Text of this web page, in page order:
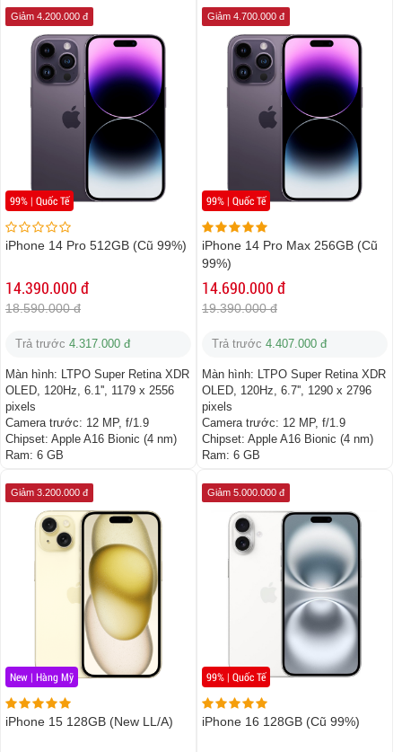
99% | Quốc Tế
Giảm 4.200.000 đ
iPhone 14 Pro 512GB (Cũ 99%)
14.390.000 đ
18.590.000 đ
Trả trước 4.317.000 đ
Màn hình: LTPO Super Retina XDR
OLED, 120Hz, 6.1'', 1179 x 2556
pixels
Camera trước: 12 MP, f/1.9
Chipset: Apple A16 Bionic (4 nm)
Ram: 6 GB
99% | Quốc Tế
Giảm 4.700.000 đ
iPhone 14 Pro Max 256GB (Cũ
99%)
14.690.000 đ
19.390.000 đ
Trả trước 4.407.000 đ
Màn hình: LTPO Super Retina XDR
OLED, 120Hz, 6.7'', 1290 x 2796
pixels
Camera trước: 12 MP, f/1.9
Chipset: Apple A16 Bionic (4 nm)
Ram: 6 GB
New | Hàng Mỹ
Giảm 3.200.000 đ
iPhone 15 128GB (New LL/A)
99% | Quốc Tế
Giảm 5.000.000 đ
iPhone 16 128GB (Cũ 99%)